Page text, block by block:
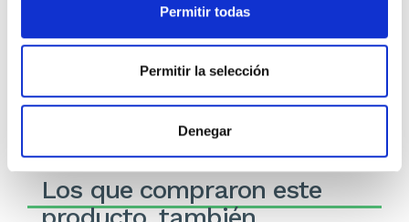
Permitir todas
Permitir la selección
Denegar
64,99€ 3,25€ (5%)
Sin stock
72,99€ 3,65€ (5%)
Sin stock
Los que compraron este